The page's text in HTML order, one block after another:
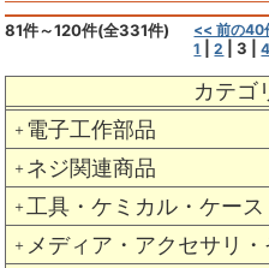
カテゴ
＋ 電子工作部品
＋ ネジ関連商品
＋ 工具・ケミカル・ケース
＋ メディア・アクセサリ
81件～120件(全331件) << 前の40
1
|2 |3 |4